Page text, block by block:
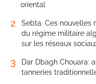
oriental
2
Sebta. Ces nouvelles
du régime militaire
sur les réseaux
3
Dar Dbagh Chouara:
tanneries